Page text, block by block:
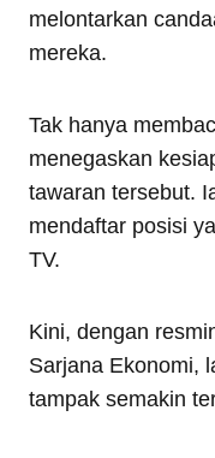
melontarkan
mereka.
Tak hanya
menegaskan
tawaran tersebut.
mendaftar posisi
TV.
Kini, dengan
Sarjana Ekonomi,
tampak semakin